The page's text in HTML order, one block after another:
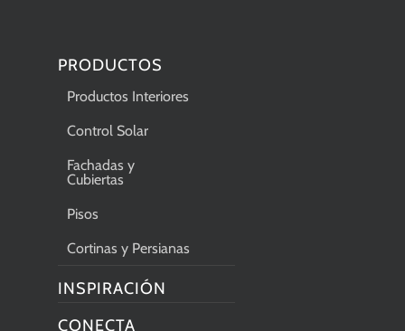
PRODUCTOS
Productos Interiores
Control Solar
Fachadas y
Cubiertas
Pisos
Cortinas y Persianas
INSPIRACIÓN
CONECTA